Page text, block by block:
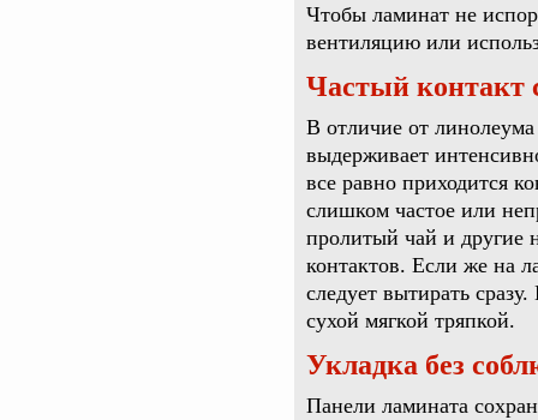
Чтобы ламинат не
вентиляцию или
Частый контакт
В отличие от
выдерживает
все равно приходится
слишком частое или
пролитый чай и другие
контактов. Если же на
следует вытирать
сухой мягкой тряпкой.
Укладка без
Панели ламината